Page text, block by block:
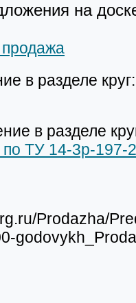
на
продажа
в разделе круг:
в разделе
ТУ 14-3р-197-
Prodazha/